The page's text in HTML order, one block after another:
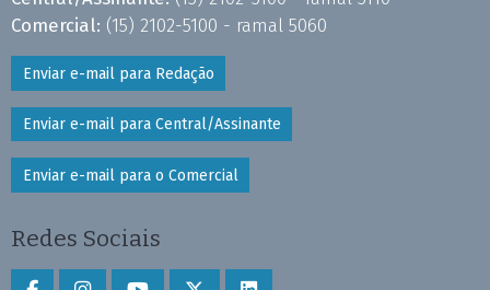
Comercial: (15) 2102-5100 - ramal 5060
Enviar e-mail para Redação
Enviar e-mail para Central/Assinante
Enviar e-mail para o Comercial
Redes Sociais